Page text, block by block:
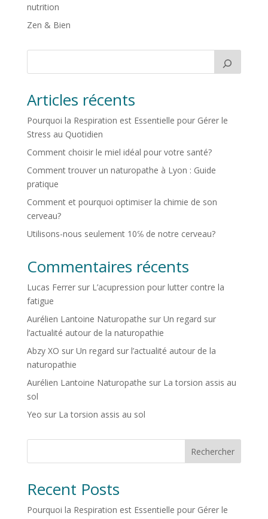
nutrition
Zen & Bien
Articles récents
Pourquoi la Respiration est Essentielle pour Gérer le
Stress au Quotidien
Comment choisir le miel idéal pour votre santé?
Comment trouver un naturopathe à Lyon : Guide
pratique
Comment et pourquoi optimiser la chimie de son
cerveau?
Utilisons-nous seulement 10℅ de notre cerveau?
Commentaires récents
Lucas Ferrersur L’acupression pour lutter contre la
fatigue
Aurélien Lantoine Naturopathe sur Un regard sur
l’actualité autour de la naturopathie
Abzy XO sur Un regard sur l’actualité autour de la
naturopathie
Aurélien Lantoine Naturopathe sur La torsion assis au
sol
Yeo sur La torsion assis au sol
Rechercher
Recent Posts
Pourquoi la Respiration est Essentielle pour Gérer le